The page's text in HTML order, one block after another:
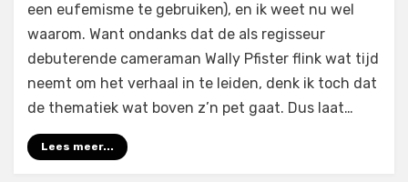
een eufemisme te gebruiken), en ik weet nu wel
waarom. Want ondanks dat de als regisseur
debuterende cameraman Wally Pfister flink wat tijd
neemt om het verhaal in te leiden, denk ik toch dat
de thematiek wat boven z’n pet gaat. Dus laat…
Lees meer...